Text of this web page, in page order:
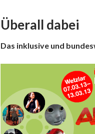
Überall dabei
Das inklusive und